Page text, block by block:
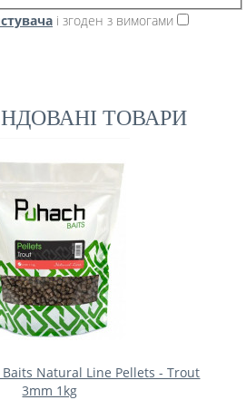
і згоден з вимогами
ТОВАРИ
Baits Natural Line Pellets - Trout
3mm 1kg